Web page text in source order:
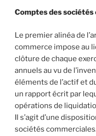
Comptes des
Le premier alinéa de
commerce impose au
clôture de chaque
annuels au vu de
éléments de l’actif et
un rapport écrit par
opérations de
Il s’agit d’une
sociétés